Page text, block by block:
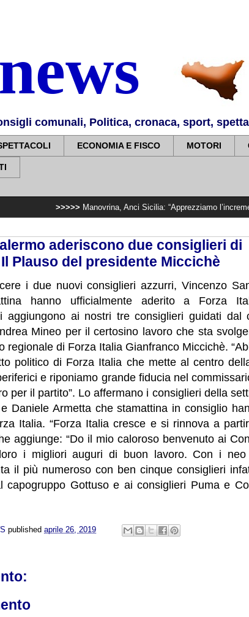
comunali, Politica, cronaca, sport,
ECONOMIA E FISCO MOTORI
Manovrina, Anci Sicilia: “Apprezziamo l’incremento dei
aderiscono due consiglieri di
Plauso del presidente Miccichè
i due nuovi consiglieri azzurri, Vincenzo
hanno ufficialmente aderito a Forza
aggiungono ai nostri tre consiglieri guidati dal
Mineo per il certosino lavoro che sta
regionale di Forza Italia Gianfranco Miccichè.
politico di Forza Italia che mette al centro
e riponiamo grande fiducia nel
per il partito”. Lo affermano i consiglieri della
Daniele Armetta che stamattina in consiglio
Italia. “Forza Italia cresce e si rinnova a
aggiunge: “Do il mio caloroso benvenuto ai
i migliori auguri di buon lavoro. Con i
il più numeroso con ben cinque consiglieri
capogruppo Gottuso e ai consiglieri Puma e
published aprile 26, 2019